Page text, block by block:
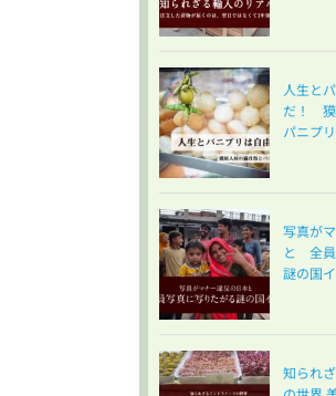
人生と
だ！ 獏
パニプ
写真が
と 全員
謎の国
知られ